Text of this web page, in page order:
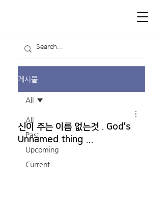
게시물
All
Past
Upcoming
Current
All
신이 주는 이름 없는것 . God's
Unnamed thing ...